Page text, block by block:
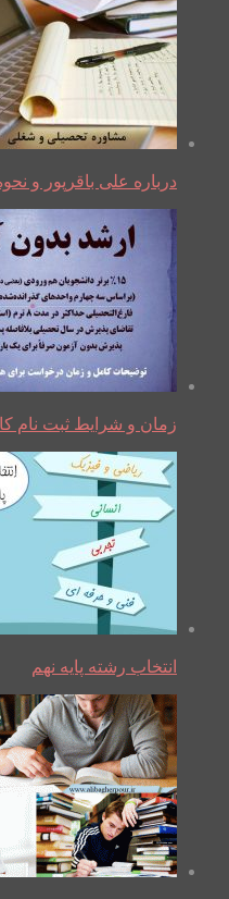
درباره علی باقرپور و
زمان و شرایط ثبت نام
انتخاب رشته پایه نهم